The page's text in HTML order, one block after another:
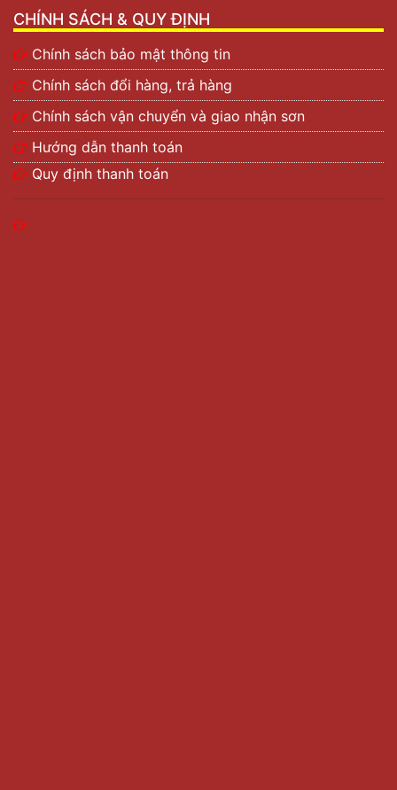
CHÍNH SÁCH & QUY ĐỊNH
Chính sách bảo mật thông tin
Chính sách đổi hàng, trả hàng
Chính sách vận chuyển và giao nhận sơn
Hướng dẫn thanh toán
Quy định thanh toán